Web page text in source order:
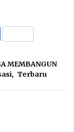
Share
MEMBANGUN
, Terbaru